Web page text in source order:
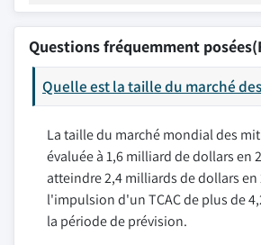
Questions fréquemment
Quelle est la taille du marché
La taille du marché mondial des
évaluée à 1,6 milliard de dollars en
atteindre 2,4 milliards de dollars en
l'impulsion d'un TCAC de plus de
la période de prévision.